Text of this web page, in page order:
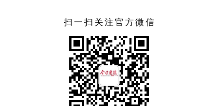
扫一扫关注官方微信